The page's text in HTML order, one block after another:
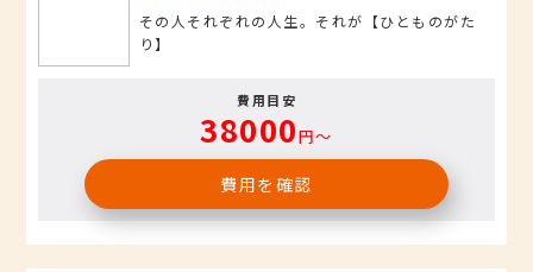
その人それぞれの人生。それが【ひとものがた
り】
費用目安
38000円〜
費用を確認